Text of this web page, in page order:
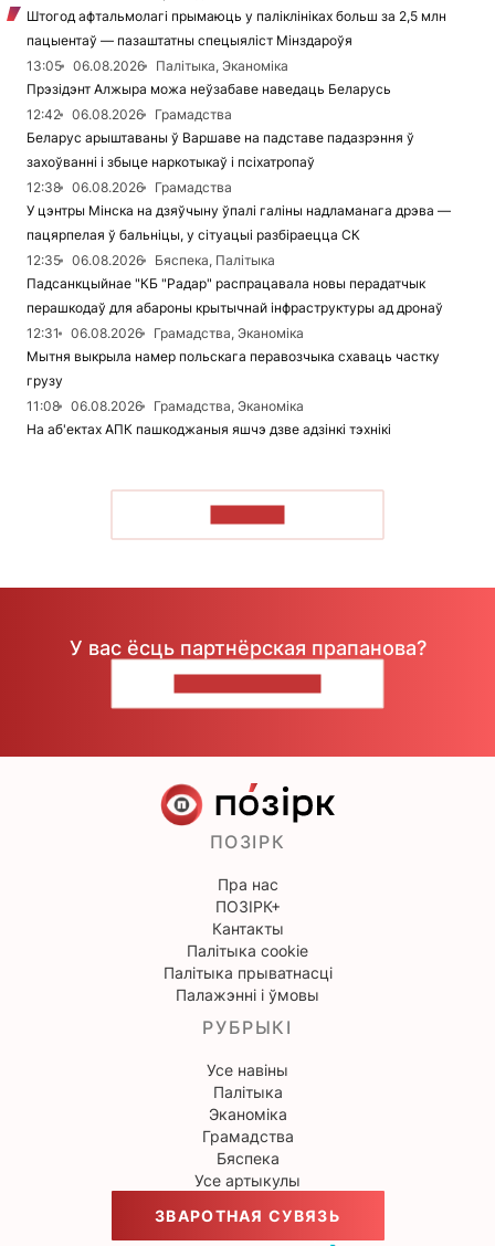
Штогод афтальмолагі прымаюць у паліклініках больш за 2,5 млн
пацыентаў — пазаштатны спецыяліст Мінздароўя
13:05
06.08.2026
Палітыка, Эканоміка
Прэзідэнт Алжыра можа неўзабаве наведаць Беларусь
12:42
06.08.2026
Грамадства
Беларус арыштаваны ў Варшаве на падставе падазрэння ў
захоўванні і збыце наркотыкаў і псіхатропаў
12:38
06.08.2026
Грамадства
У цэнтры Мінска на дзяўчыну ўпалі галіны надламанага дрэва —
пацярпелая ў бальніцы, у сітуацыі разбіраецца СК
12:35
06.08.2026
Бяспека, Палітыка
Падсанкцыйнае "КБ "Радар" распрацавала новы перадатчык
перашкодаў для абароны крытычнай інфраструктуры ад дронаў
12:31
06.08.2026
Грамадства, Эканоміка
Мытня выкрыла намер польскага перавозчыка схаваць частку
грузу
11:08
06.08.2026
Грамадства, Эканоміка
На аб'ектах АПК пашкоджаныя яшчэ дзве адзінкі тэхнікі
У вас ёсць партнёрская прапанова?
ПОЗІРК
Пра нас
ПОЗІРК+
Кантакты
Палітыка cookie
Палітыка прыватнасці
Палажэнні і ўмовы
РУБРЫКІ
Усе навіны
Палітыка
Эканоміка
Грамадства
Бяспека
Усе артыкулы
ЗВАРОТНАЯ СУВЯЗЬ